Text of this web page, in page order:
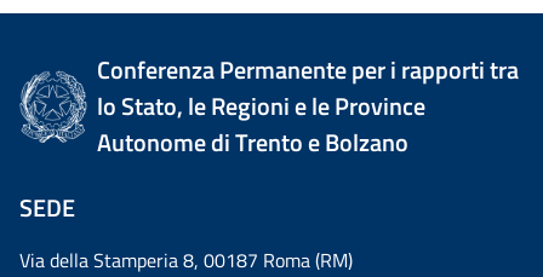
Conferenza Permanente per i rapporti tra
lo Stato, le Regioni e le Province
Autonome di Trento e Bolzano
SEDE
Via della Stamperia 8, 00187 Roma (RM)